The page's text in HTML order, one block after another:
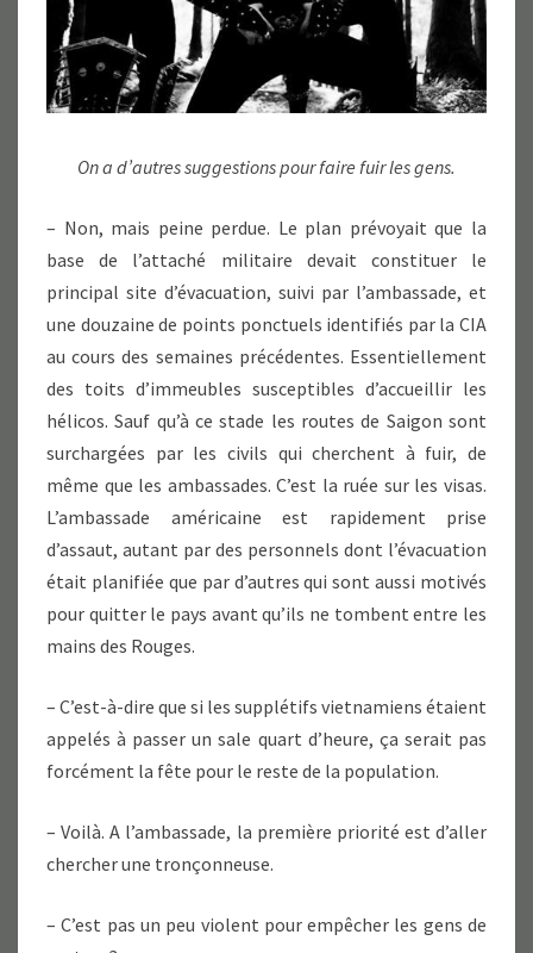
On a d’autres suggestions pour faire fuir les gens.
– Non, mais peine perdue. Le plan prévoyait que la
base de l’attaché militaire devait constituer le
principal site d’évacuation, suivi par l’ambassade, et
une douzaine de points ponctuels identifiés par la CIA
au cours des semaines précédentes. Essentiellement
des toits d’immeubles susceptibles d’accueillir les
hélicos. Sauf qu’à ce stade les routes de Saigon sont
surchargées par les civils qui cherchent à fuir, de
même que les ambassades. C’est la ruée sur les visas.
L’ambassade américaine est rapidement prise
d’assaut, autant par des personnels dont l’évacuation
était planifiée que par d’autres qui sont aussi motivés
pour quitter le pays avant qu’ils ne tombent entre les
mains des Rouges.
– C’est-à-dire que si les supplétifs vietnamiens étaient
appelés à passer un sale quart d’heure, ça serait pas
forcément la fête pour le reste de la population.
– Voilà. A l’ambassade, la première priorité est d’aller
chercher une tronçonneuse.
– C’est pas un peu violent pour empêcher les gens de